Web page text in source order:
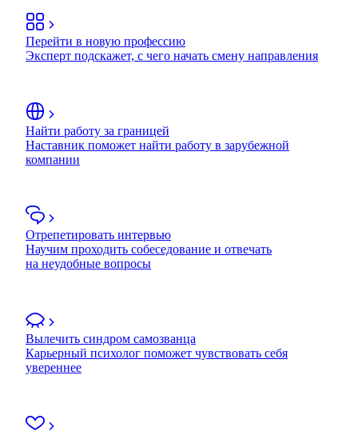
Перейти в новую профессию
Эксперт подскажет, с чего начать смену направления
Найти работу за границей
Наставник поможет найти работу в зарубежной
компании
Отрепетировать интервью
Научим проходить собеседование и отвечать
на неудобные вопросы
Вылечить синдром самозванца
Карьерный психолог поможет чувствовать себя
увереннее